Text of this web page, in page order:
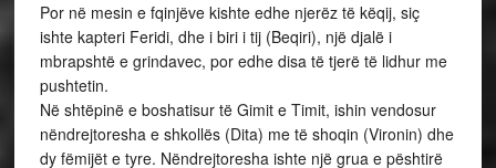
Por në mesin e fqinjëve kishte edhe njerëz të këqij, siç
ishte kapteri Feridi, dhe i biri i tij (Beqiri), një djalë i
mbrapshtë e grindavec, por edhe disa të tjerë të lidhur me
pushtetin.
Në shtëpinë e boshatisur të Gimit e Timit, ishin vendosur
nëndrejtoresha e shkollës (Dita) me të shoqin (Vironin) dhe
dy fëmijët e tyre. Nëndrejtoresha ishte një grua e pështirë